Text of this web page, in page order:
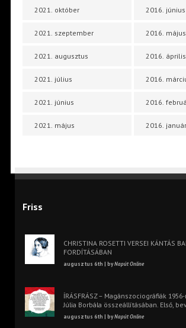
2021. október
2021. szeptember
2021. augusztus
2021. július
2021. június
2021. május
2016. június
2016. május
2016. április
2016.
2016.
2016. január
Friss
CHRISTINA ROSETTI VERSEI KÁNTÁS
FORDÍTÁSÁBAN
augusztus 6th | byNapút Online
ÍRÁSFRÁSZ – Magánszociográfiák
Júlia Borbála összeállításában. Első,
augusztus 6th | byNapút Online